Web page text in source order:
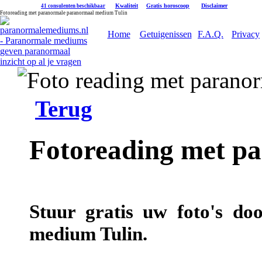
41 consulenten beschikbaar Kwaliteit Gratis horoscoop Disclaimer
Fotoreading met paranormale paranormaal medium Tulin
Home Getuigenissen F.A.Q. Privacy
Terug
Fotoreading met
Stuur gratis uw foto's
medium Tulin.